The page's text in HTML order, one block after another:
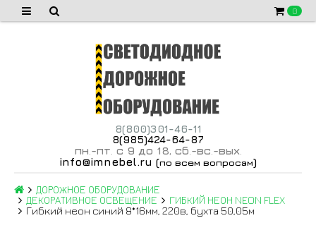
0
8(800)301-46-11
8(985)424-64-87
пн -пт с 9 до 18, сб -вс -вых.
info@imnebel.ru (по всем вопросам)
ДОРОЖНОЕ ОБОРУДОВАНИЕ
ДЕКОРАТИВНОЕ ОСВЕЩЕНИЕ
ГИБКИЙ НЕОН NEON FLEX
Гибкий неон синий 8*16мм, 220в, бухта 50,05м